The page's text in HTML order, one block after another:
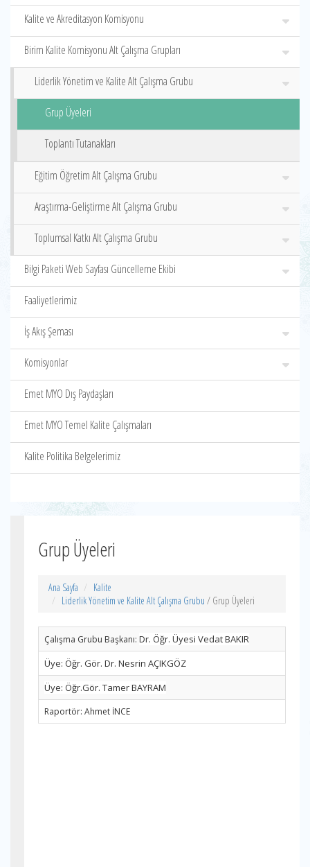
Kalite ve Akreditasyon Komisyonu
Birim Kalite Komisyonu Alt Çalışma Grupları
Liderlik Yönetim ve Kalite Alt Çalışma Grubu
Grup Üyeleri
Toplantı Tutanakları
Eğitim Öğretim Alt Çalışma Grubu
Araştırma-Geliştirme Alt Çalışma Grubu
Toplumsal Katkı Alt Çalışma Grubu
Bilgi Paketi Web Sayfası Güncelleme Ekibi
Faaliyetlerimiz
İş Akış Şeması
Komisyonlar
Emet MYO Dış Paydaşları
Emet MYO Temel Kalite Çalışmaları
Kalite Politika Belgelerimiz
Grup Üyeleri
Ana Sayfa
Kalite
Liderlik Yönetim ve Kalite Alt Çalışma Grubu / Grup Üyeleri
Çalışma Grubu Başkanı: Dr. Öğr. Üyesi Vedat BAKIR
Üye: Öğr. Gör. Dr. Nesrin AÇIKGÖZ
Üye: Öğr.Gör. Tamer BAYRAM
Raportör: Ahmet İNCE